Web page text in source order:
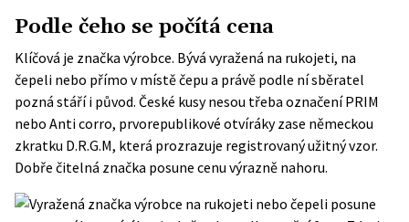
Podle čeho se počítá cena
Klíčová je značka výrobce. Bývá vyražená na rukojeti, na
čepeli nebo přímo v místě čepu a právě podle ní sběratel
pozná stáří i původ. České kusy nesou třeba označení PRIM
nebo Anti corro, prvorepublikové otvíráky zase německou
zkratku D.R.G.M, která prozrazuje registrovaný užitný vzor.
Dobře čitelná značka posune cenu výrazně nahoru.